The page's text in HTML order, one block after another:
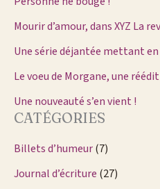
Mourir d’amour, dans XYZ La
Une série déjantée mettant
Le voeu de Morgane, une
Une nouveauté s’en vient !
CATÉGORIES
Billets d’humeur(7)
Journal d’écriture (27)